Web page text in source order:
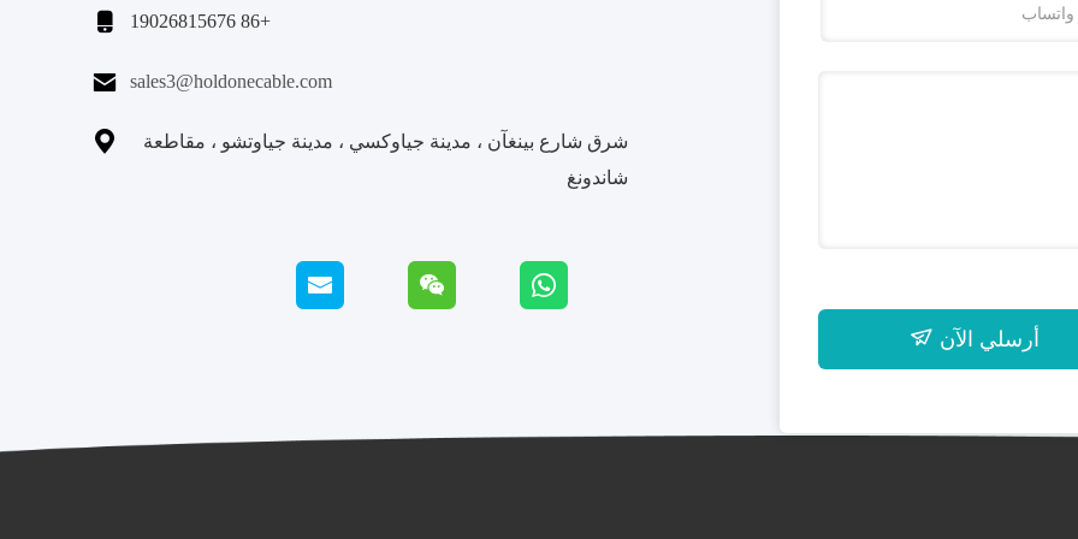
 +86 19026815676
 sales3@holdonecable.com

شرق شارع بينغآن ، مدينة جياوكسي ، مدينة جياوتشو ، مقاطعة
شاندونغ
أرسلي الآن